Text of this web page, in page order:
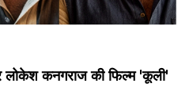
कनगराज की फिल्म 'कूली'